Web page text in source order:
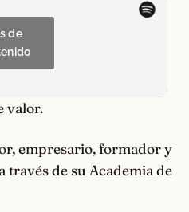
de
valor.
empresario, formador y
través de su Academia de